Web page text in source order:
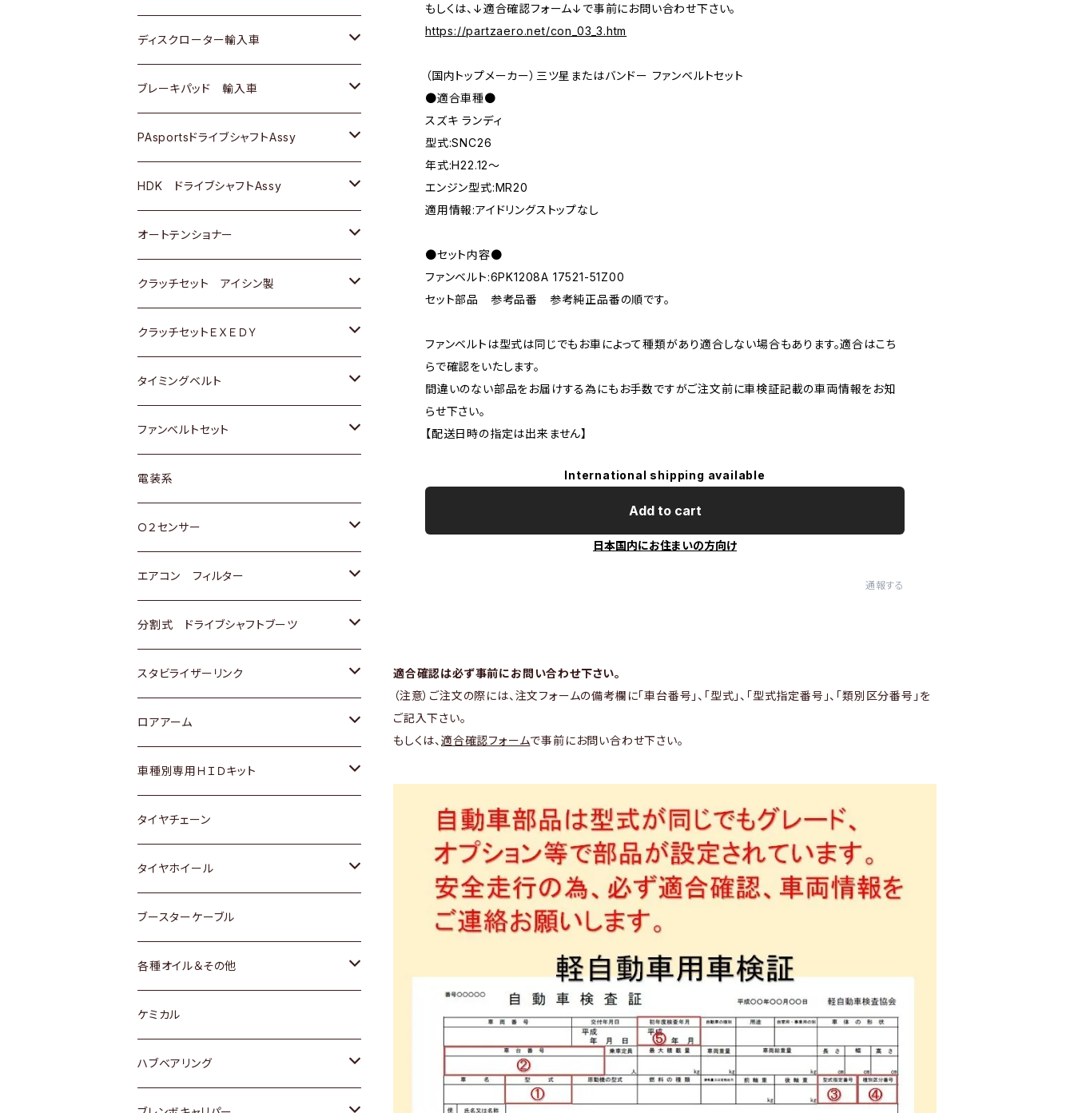
もしくは、↓適合確認フォーム↓で事前にお問い合わせ下さい。
https://partzaero.net/con_03_3.htm
（国内トップメーカー）三ツ星またはバンドー ファンベルトセット
●適合車種●
スズキ ランディ
型式:SNC26
年式:H22.12～
エンジン型式:MR20
適用情報:アイドリングストップなし
●セット内容●
ファンベルト:6PK1208A 17521-51Z00
セット部品 参考品番 参考純正品番の順です。
ファンベルトは型式は同じでもお車によって種類があり適合しない場合もあります。適合はこち
らで確認をいたします。
間違いのない部品をお届けする為にもお手数ですがご注文前に車検証記載の車両情報をお知
らせ下さい。
【配送日時の指定は出来ません】
International shipping available
Add to cart
日本国内にお住まいの方向け
通報する
適合確認は必ず事前にお問い合わせ下さい。
（注意）ご注文の際には、注文フォームの備考欄に「車台番号」、「型式」、「型式指定番号」、「類別区分番号」を
ご記入下さい。
もしくは、 適合確認フォームで事前にお問い合わせ下さい。
スバル
マツダ
三菱
スバル
ＢＥＮＺ
マツダ
三菱
スバル
ダイハツ
マツダ
三菱
スバル
日産
ダイハツ
マツダ
三菱
スバル
スズキ
日産
ダイハツ
マツダ
三菱
スバル
スズキ
日産
ダイハツ
マツダ
三菱
スバル
トヨタ
ホンダ
スズキ
日産
いすゞ
ダイハツ
マツダ
三菱
スバル
日野
ディスクローター輸入車
ＡＵＤＩ
ＢＥＮＺ
ＢＭＷ
GOLF
ＷＡＧＥＮ
アストロ（シボレー）
クライスラー
ブレーキパッド 輸入車
ＢＥＮＺ
ＢＭＷ
ＷＡＧＥＮ
ＶＯＬＶＯ
PAsportsドライブシャフトAssy
トヨタ
ホンダ
スズキ
日産
ダイハツ
マツダ
三菱
スバル
HDK ドライブシャフトAssy
スズキ
ダイハツ
日産
ホンダ
マツダ
オートテンショナー
トヨタ
クラッチセット アイシン製
ホンダ
スズキ
ダイハツ
マツダ
三菱
スバル
クラッチセットＥＸＥＤＹ
ホンダ
スズキ
日産
ダイハツ
マツダ
三菱
スバル
タイミングベルト
トヨタ
スズキ
ダイハツ
三菱
スバル
ファンベルトセット
トヨタ
ホンダ
スズキ
日産
いすゞ
ダイハツ
マツダ
三菱
スバル
レクサス
電装系
Ｏ２センサー
トヨタ
ホンダ
スズキ
日産
ダイハツ
マツダ
三菱
スバル
エアコン フィルター
トヨタ
ホンダ
スズキ
日産
いすゞ
ダイハツ
マツダ
三菱
スバル
分割式 ドライブシャフトブーツ
トヨタ
ホンダ
スズキ
日産
ダイハツ
スバル
スタビライザーリンク
トヨタ
ホンダ
スズキ
日産
ダイハツ
マツダ
ロアアーム
ホンダ
スズキ
日産
ダイハツ
マツダ
スバル
車種別専用ＨＩＤキット
トヨタ
マツダ
タイヤチェーン
タイヤホイール
トヨタ
ホンダ
スズキ
日産
ブースターケーブル
各種オイル＆その他
ディーデル洗浄添加剤
ケミカル
ハブベアリング